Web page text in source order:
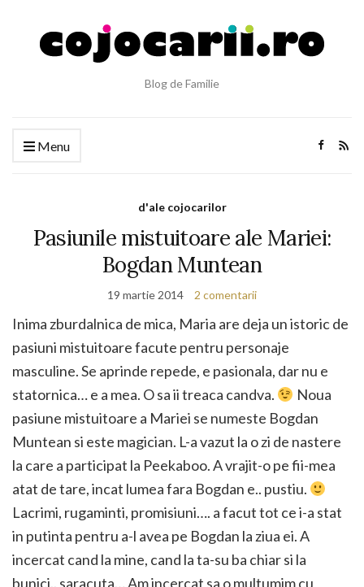
Blog de Familie
Menu
d'ale cojocarilor
Pasiunile mistuitoare ale Mariei:
Bogdan Muntean
19 martie 2014 2 comentarii
Inima zburdalnica de mica, Maria are deja un istoric de
pasiuni mistuitoare facute pentru personaje
masculine. Se aprinde repede, e pasionala, dar nu e
statornica… e a mea. O sa ii treaca candva.
Noua
pasiune mistuitoare a Mariei se numeste Bogdan
Muntean si este magician. L-a vazut la o zi de nastere
la care a participat la Peekaboo. A vrajit-o pe fii-mea
atat de tare, incat lumea fara Bogdan e.. pustiu.
Lacrimi, rugaminti, promisiuni…. a facut tot ce i-a stat
in putinta pentru a-l avea pe Bogdan la ziua ei. A
incercat cand la mine, cand la ta-su ba chiar si la
bunici.. saracuta… Am incercat sa o multumim cu